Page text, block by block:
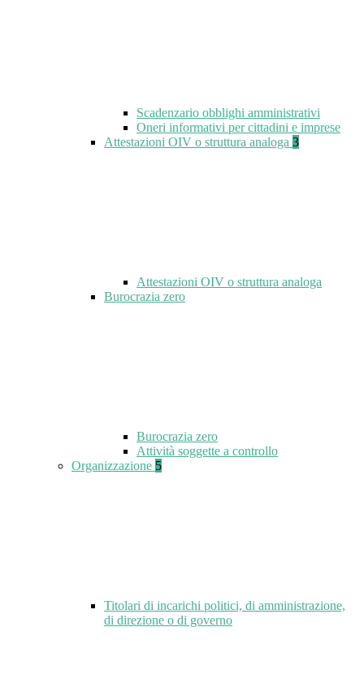
Scadenzario obblighi amministrativi
Oneri informativi per cittadini e imprese
Attestazioni OIV o struttura analoga 3
Attestazioni OIV o struttura analoga
Burocrazia zero
Burocrazia zero
Attività soggette a controllo
Organizzazione 5
Titolari di incarichi politici, di amministrazione,
di direzione o di governo